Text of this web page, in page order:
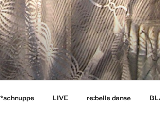
*schnuppe LIVE re:belle danse